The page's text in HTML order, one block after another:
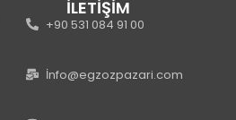
İLETİŞİM
+90 531 084 91 00
İnfo@egzozpazari.com